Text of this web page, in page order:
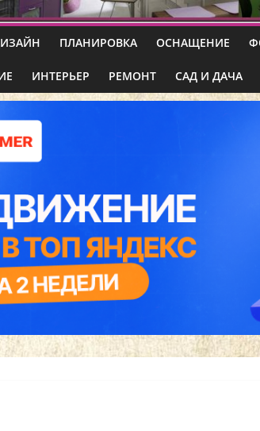
ПЛАНИРОВКА ОСНАЩЕНИЕ
ИНТЕРЬЕР РЕМОНТ САД И ДАЧА